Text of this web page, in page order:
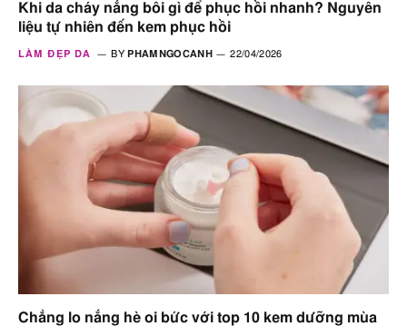
Khi da cháy nắng bôi gì để phục hồi nhanh? Nguyên
liệu tự nhiên đến kem phục hồi
LÀM ĐẸP DA BY PHAMNGOCANH 22/04/2026
Chẳng lo nắng hè oi bức với top 10 kem dưỡng mùa